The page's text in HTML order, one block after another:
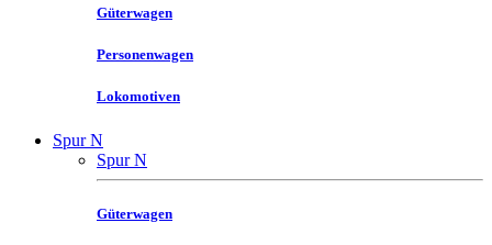
Güterwagen
Personenwagen
Lokomotiven
Spur N
Spur N
Güterwagen